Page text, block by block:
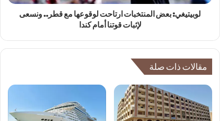
لوبيتيغي: بعض المنتخبات ارتاحت لوقوعها مع قطر.. ونسعى
لإثبات قوتنا أمام كندا
مقالات ذات صلة